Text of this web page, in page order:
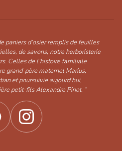
paniers d’osier remplis de feuilles
de savons, notre herboristerie
Celles de l’histoire familiale
grand-père maternel Marius,
et poursuivie aujourd’hui,
petit-fils Alexandre Pinot. ”